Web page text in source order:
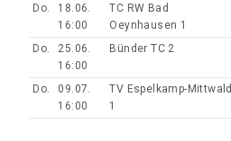
Do.
18.06.
16:00
TC RW Bad
Oeynhausen 1
Do.
25.06.
16:00
Bünder TC 2
Do.
09.07.
16:00
TV Espelkamp-Mittwald
1